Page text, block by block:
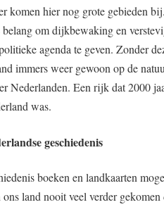
komen hier nog grote gebieden
om dijkbewaking en
agenda te geven. Zonder
immers weer gewoon op de
Nederlanden. Een rijk dat 2000
was.
geschiedenis
boeken en landkaarten
land nooit veel verder gekomen